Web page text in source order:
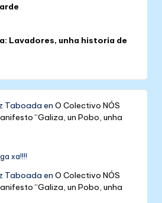
Lavadores, unha historia de
Taboada enO Colectivo NÓS
“Galiza, un Pobo, unha
xa!!!!
Taboada enO Colectivo NÓS
“Galiza, un Pobo, unha